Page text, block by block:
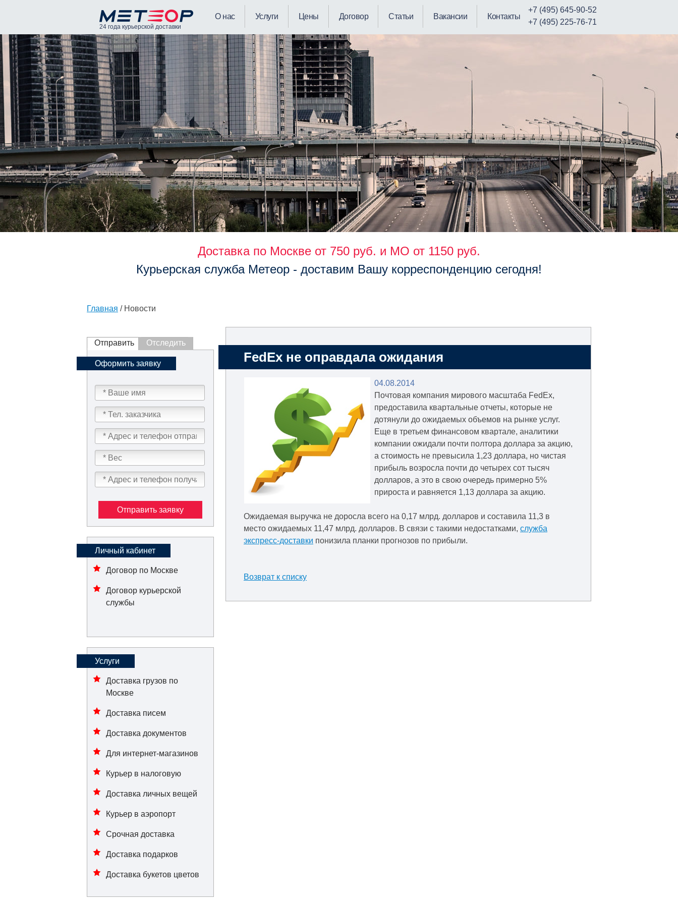
24 года курьерской доставки
О нас Услуги Цены Договор Статьи Вакансии Контакты
+7 (495) 645-90-52
+7 (495) 225-76-71
Доставка по Москве от 750 руб. и МО от 1150 руб.
Курьерская служба Метеор - доставим Вашу корреспонденцию сегодня!
Главная / Новости
FedEx не оправдала ожидания
04.08.2014
Почтовая компания мирового масштаба FedEx,
предоставила квартальные отчеты, которые не
дотянули до ожидаемых объемов на рынке услуг.
Еще в третьем финансовом квартале, аналитики
компании ожидали почти полтора доллара за акцию,
а стоимость не превысила 1,23 доллара, но чистая
прибыль возросла почти до четырех сот тысяч
долларов, а это в свою очередь примерно 5%
прироста и равняется 1,13 доллара за акцию.
Ожидаемая выручка не доросла всего на 0,17 млрд. долларов и составила 11,3 в
место ожидаемых 11,47 млрд. долларов. В связи с такими недостатками, служба
экспресс-доставки понизила планки прогнозов по прибыли.
Возврат к списку
Отправить Отследить
Оформить заявку
Отправить заявку
Личный кабинет
Договор по Москве
Договор курьерской
службы
Услуги
Доставка грузов по
Москве
Доставка писем
Доставка документов
Для интернет-магазинов
Курьер в налоговую
Доставка личных вещей
Курьер в аэропорт
Срочная доставка
Доставка подарков
Доставка букетов цветов